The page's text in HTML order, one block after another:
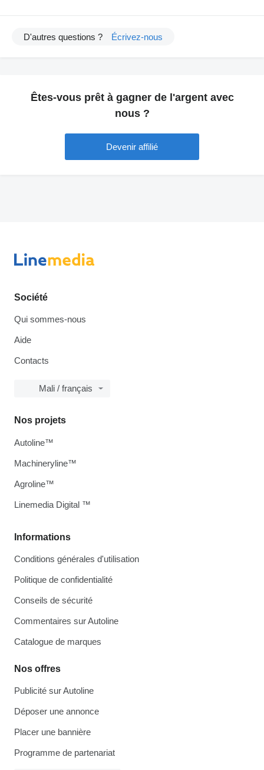
D'autres questions ? Écrivez-nous
Êtes-vous prêt à gagner de l'argent avec
nous ?
Devenir affilié
Société
Qui sommes-nous
Aide
Contacts
Mali / français
Informations
Conditions générales d'utilisation
Politique de confidentialité
Conseils de sécurité
Commentaires sur Autoline
Catalogue de marques
Nos offres
Publicité sur Autoline
Déposer une annonce
Placer une bannière
Programme de partenariat
Nos projets
Autoline™
Machineryline™
Agroline™
Linemedia Digital ™